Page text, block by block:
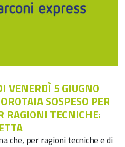
VENERDÌ 5 GIUGNO
SOSPESO PER
RAGIONI TECNICHE:
che, per ragioni tecniche e di